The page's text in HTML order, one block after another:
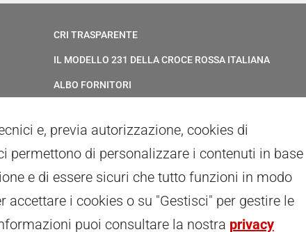
CRI TRASPARENTE
IL MODELLO 231 DELLA CROCE ROSSA ITALIANA
ALBO FORNITORI
PRIVACY
GESTIONALE GAIA
RED CLOUD
e, previa autorizzazione, cookies di
permettono di personalizzare i contenuti in base
e di essere sicuri che tutto funzioni in modo
accettare i cookies o su "Gestisci" per gestire le
puoi consultare la nostra privacy